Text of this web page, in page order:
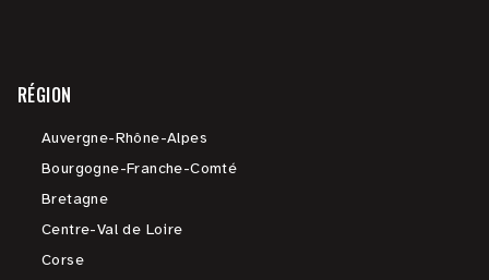
RÉGION
Auvergne-Rhône-Alpes
Bourgogne-Franche-Comté
Bretagne
Centre-Val de Loire
Corse